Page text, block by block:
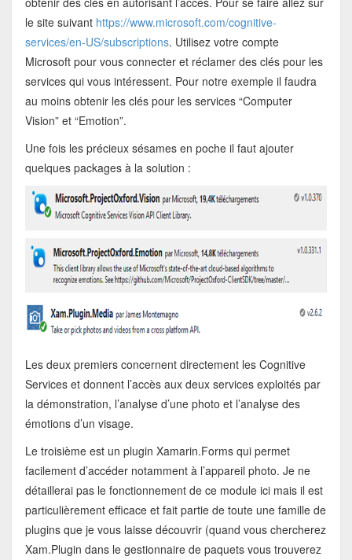
le site suivant https://www.microsoft.com/cognitive-
services/en-US/subscriptions. Utilisez votre compte
Microsoft pour vous connecter et réclamer des clés pour les
services qui vous intéressent. Pour notre exemple il faudra
au moins obtenir les clés pour les services “Computer
Vision” et “Emotion”.
Une fois les précieux sésames en poche il faut ajouter
quelques packages à la solution :
Les deux premiers concernent directement les Cognitive
Services et donnent l’accès aux deux services exploités par
la démonstration, l’analyse d’une photo et l’analyse des
émotions d’un visage.
Le troisième est un plugin Xamarin.Forms qui permet
facilement d’accéder notamment à l’appareil photo. Je ne
détaillerai pas le fonctionnement de ce module ici mais il est
particulièrement efficace et fait partie de toute une famille de
plugins que je vous laisse découvrir (quand vous chercherez
Xam.Plugin dans le gestionnaire de paquets vous trouverez